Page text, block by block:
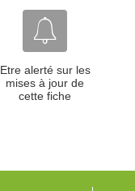
Etre alerté sur les
mises à jour de
cette fiche